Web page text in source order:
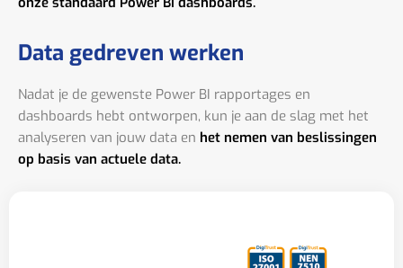
Data gedreven werken
Nadat je de gewenste Power BI rapportages en
dashboards hebt ontworpen, kun je aan de slag met het
analyseren van jouw data en het nemen van beslissingen
op basis van actuele data.